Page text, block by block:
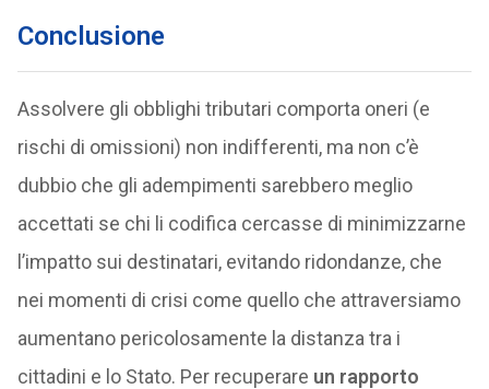
Conclusione
Assolvere gli obblighi tributari comporta oneri (e
rischi di omissioni) non indifferenti, ma non c’è
dubbio che gli adempimenti sarebbero meglio
accettati se chi li codifica cercasse di minimizzarne
l’impatto sui destinatari, evitando ridondanze, che
nei momenti di crisi come quello che attraversiamo
aumentano pericolosamente la distanza tra i
cittadini e lo Stato. Per recuperare un rapporto